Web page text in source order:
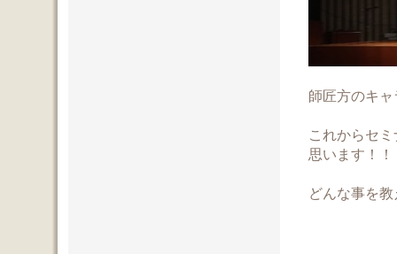
師匠方のキ
これからセ
思います！！
どんな事を